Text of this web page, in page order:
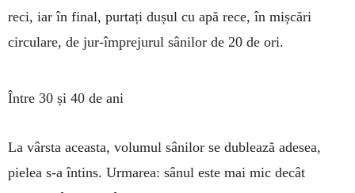
reci, iar în fi­nal, purtați dușul cu apă rece, în mișcări
circulare, de jur-îm­prejurul sânilor de 20 de ori.
Între 30 și 40 de ani
La vârsta aceasta, volumul sânilor se dublează adesea,
pielea s-a în­tins. Urmarea: sânul este mai mic decât